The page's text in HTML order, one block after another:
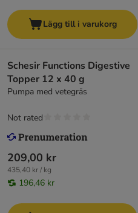
Lägg till i varukorg
Schesir Functions Digestive
Topper 12 x 40 g
Pumpa med vetegräs
209,00 kr
435,40 kr / kg
196,46 kr
Not rated